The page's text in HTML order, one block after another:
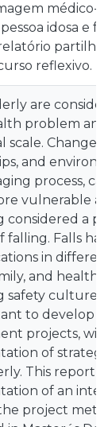
médico-
idosa e
reflexivo.
are
problem
scale. Changes
and
process,
vulnerable
considered a
falling. Falls
in
and health
safety culture
to develop
projects,
of
This report
of an
project